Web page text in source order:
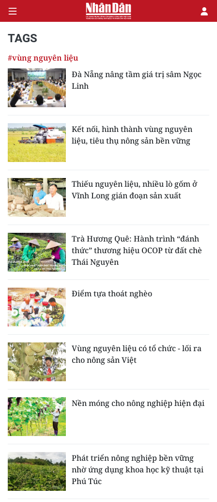
CHÍNH TRỊ
KINH TẾ
XÃ HỘI
PHÁP LUẬT
DU LỊCH
THẾ GIỚI
GIÁO DỤC
KHOA HỌC - CÔNG NGHỆ
MÔI TRƯỜNG
BẠN ĐỌC
KIỂM CHỨNG THÔNG TIN
54 DÂN TỘC VIỆT NAM
CHƯƠNG TRÌNH OCOP - MỖI XÃ
MỘT SẢN PHẨM
RADIO
TAGS
#vùng nguyên liệu
Đà Nẵng nâng tầm giá trị sâm Ngọc
Linh
Kết nối, hình thành vùng nguyên
liệu, tiêu thụ nông sản bền vững
Thiếu nguyên liệu, nhiều lò gốm ở
Vĩnh Long gián đoạn sản xuất
Trà Hương Quê: Hành trình “đánh
thức” thương hiệu OCOP từ đất chè
Thái Nguyên
Điểm tựa thoát nghèo
Vùng nguyên liệu có tổ chức - lối ra
cho nông sản Việt
Nền móng cho nông nghiệp hiện đại
Phát triển nông nghiệp bền vững
nhờ ứng dụng khoa học kỹ thuật tại
Phú Túc